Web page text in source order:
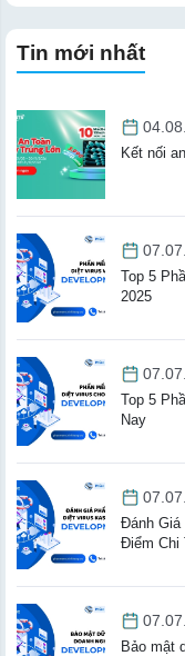
Tin mới nhất
Kết nối
Top 5
2025
Top 5
Nay
Đánh
Điểm Chi
Bảo mật